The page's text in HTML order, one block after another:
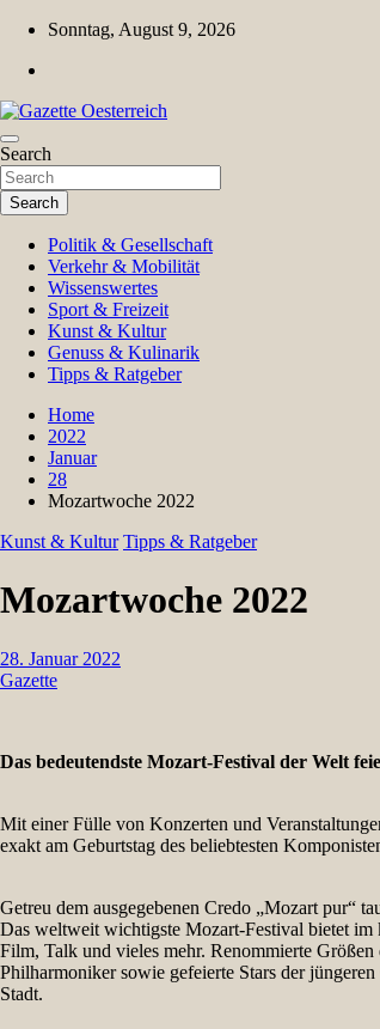
Skip
content
Sonntag, August 9, 2026
Gazette Oesterreich
Magazin für Freizeit, Politik, Kultur &
Search
Search
Politik & Gesellschaft
Verkehr & Mobilität
Wissenswertes
Sport & Freizeit
Kunst & Kultur
Genuss & Kulinarik
Tipps & Ratgeber
Home
2022
Januar
28
Mozartwoche 2022
Kunst & Kultur Tipps & Ratgeber
Mozartwoche 2022
28. Januar 2022
Gazette
Das bedeutendste Mozart-Festival der Welt
Mit einer Fülle von Konzerten und
exakt am Geburtstag des beliebtesten
Getreu dem ausgegebenen Credo „Mozart pur“
Das weltweit wichtigste Mozart-Festival bietet im
Film, Talk und vieles mehr. Renommierte
Philharmoniker sowie gefeierte Stars der
Stadt.